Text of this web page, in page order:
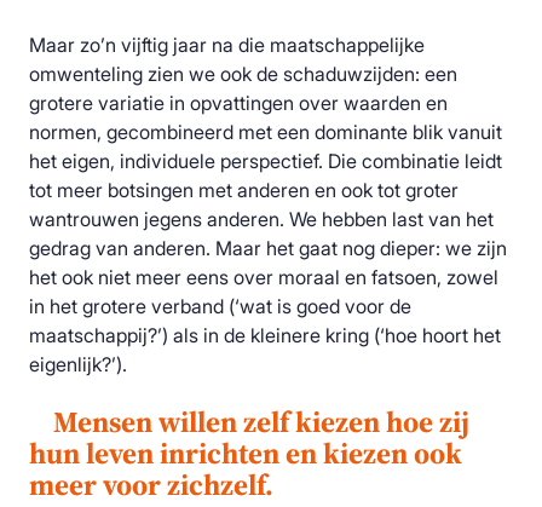
Maar zo’n vijftig jaar na die maatschappelijke
omwenteling zien we ook de schaduwzijden: een
grotere variatie in opvattingen over waarden en
normen, gecombineerd met een dominante blik vanuit
het eigen, individuele perspectief. Die combinatie leidt
tot meer botsingen met anderen en ook tot groter
wantrouwen jegens anderen. We hebben last van het
gedrag van anderen. Maar het gaat nog dieper: we zijn
het ook niet meer eens over moraal en fatsoen, zowel
in het grotere verband (‘wat is goed voor de
maatschappij?’) als in de kleinere kring (‘hoe hoort het
eigenlijk?’).
Mensen willen zelf kiezen hoe zij
hun leven inrichten en kiezen ook
meer voor zichzelf.